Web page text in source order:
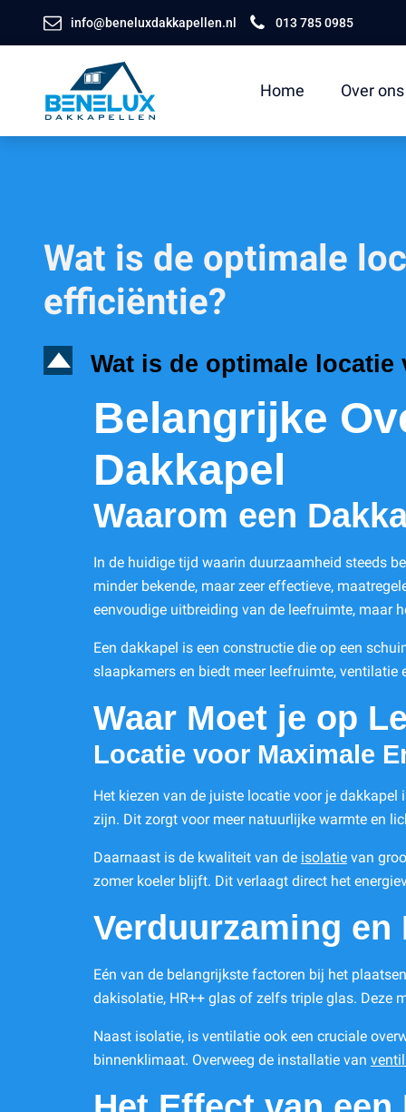
info@beneluxdakkapellen.nl 013 785 0985
Home Over ons
Wat is de optimale
efficiëntie?
D Wat is de optimale
Belangrijke
Dakkapel
Waarom een
In de huidige tijd waarin duurzaamheid steeds
minder bekende, maar zeer effectieve,
eenvoudige uitbreiding van de leefruimte, maar
Een dakkapel is een constructie die op een
slaapkamers en biedt meer leefruimte, ventilatie
Waar Moet je op
Locatie voor Maximale
Het kiezen van de juiste locatie voor je
zijn. Dit zorgt voor meer natuurlijke warmte en
Daarnaast is de kwaliteit van de isolatie van
zomer koeler blijft. Dit verlaagt direct het
Verduurzaming
Eén van de belangrijkste factoren bij het
dakisolatie, HR++ glas of zelfs triple glas. Deze
Naast isolatie, is ventilatie ook een cruciale
binnenklimaat. Overweeg de installatie van